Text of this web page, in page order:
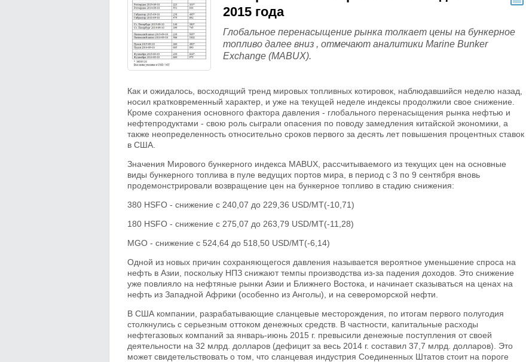
2015 года
Глобальное перенасыщение рынка толкает цены на бункерное
топливо далее вниз , отмечают аналитики Marine Bunker
Exchange (MABUX).
Как и ожидалось, восходящий тренд мировых топливных котировок, наблюдавшийся неделю назад,
носил кратковременный характер, и уже на текущей неделе индексы продолжили свое снижение.
Кроме сохранения основного фактора давления - глобального перенасыщения рынка нефтью и
нефтепродуктами - свою роль сыграли опасения по поводу замедления китайской экономики, а
также неопределенность относительно сроков первого за десять лет повышения процентных ставок
в США.
Значения Мирового бункерного индекса MABUX, рассчитываемого из текущих цен на основные
виды бункерного топлива в пуле ведущих портов мира, в период с 3 по 9 сентября вновь
продемонстрировали возвращение цен на бункерное топливо в стадию снижения:
380 HSFO - снижение с 240,07 до 229,36 USD/MT(-10,71)
180 HSFO - снижение с 275,07 до 263,79 USD/MT(-11,28)
MGO - снижение с 524,64 до 518,50 USD/MT(-6,14)
Одной из новых причин сохраняющегося давления называется вероятное уменьшение спроса на
нефть в Азии, поскольку НПЗ снижают темпы производства из-за падения доходов. Это снижение
уже повлияло на нефтяные рынки Азии и Ближнего Востока, и начинает сказываться на ценах на
нефть из Западной Африки (особенно из Анголы), и на североморской нефти.
В США компании, разрабатывающие сланцевые месторождения, по итогам первого полугодия
столкнулись с серьезным оттоком денежных средств. В частности, капитальные расходы
нефтегазовых компаний за январь-июнь 2015 г. превысили денежные поступления от своей
деятельности на 32 млрд. долларов (дефицит за весь 2014 г. составил 37,7 млрд. долларов). Это
может свидетельствовать о том, что сланцевая индустрия Соединенных Штатов стоит на пороге